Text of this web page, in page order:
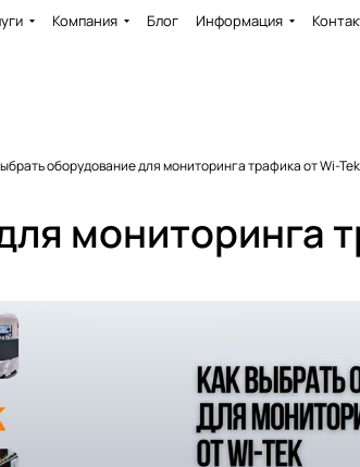
Компания Блог Информация
оборудование для мониторинга трафика от Wi-Tek
мониторинга